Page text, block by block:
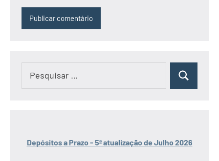
Pesquisar
Depósitos a Prazo - 5ª atualização de Julho 2026